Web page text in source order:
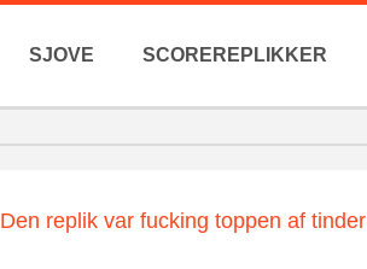
SJOVE SCOREREPLIKKER
Den replik var fucking toppen af tinder